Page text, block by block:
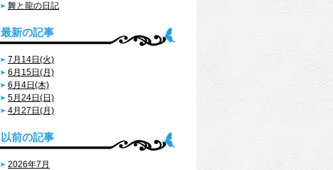
舞と龍の日記
最新の記事
7月14日(火)
6月15日(月)
6月4日(木)
5月24日(日)
4月27日(月)
以前の記事
2026年7月